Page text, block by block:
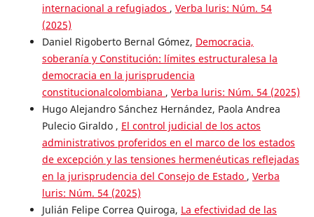
internacional a refugiados , Verba luris: Núm. 54
(2025)
Daniel Rigoberto Bernal Gómez, Democracia,
soberanía y Constitución: límites estructuralesa la
democracia en la jurisprudencia
constitucionalcolombiana , Verba luris: Núm. 54 (2025)
Hugo Alejandro Sánchez Hernández, Paola Andrea
Pulecio Giraldo , El control judicial de los actos
administrativos proferidos en el marco de los estados
de excepción y las tensiones hermenéuticas reflejadas
en la jurisprudencia del Consejo de Estado , Verba
luris: Núm. 54 (2025)
Julián Felipe Correa Quiroga, La efectividad de las